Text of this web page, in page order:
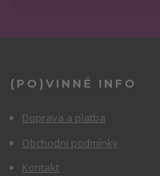
(PO)VINNÉ INFO
Doprava a platba
Obchodní podmínky
Kontakt